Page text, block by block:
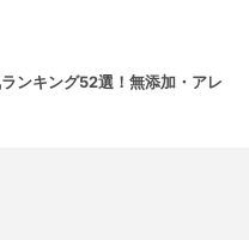
ンキング52選！無添加・アレ